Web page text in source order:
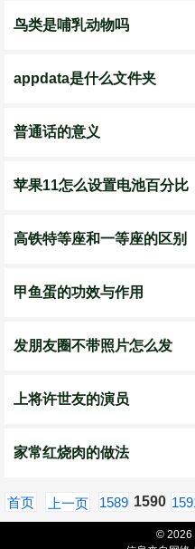
鸟类是哺乳动物吗
appdata是什么文件夹
普通话的意义
苹果11怎么设置电池百分比
高铁特等座和一等座的区别
甲鱼蛋的功效与作用
发朋友圈不带照片怎么发
上将许世友的演员
家常红烧肉的做法
首页 上一页 1589 1590
© 2026